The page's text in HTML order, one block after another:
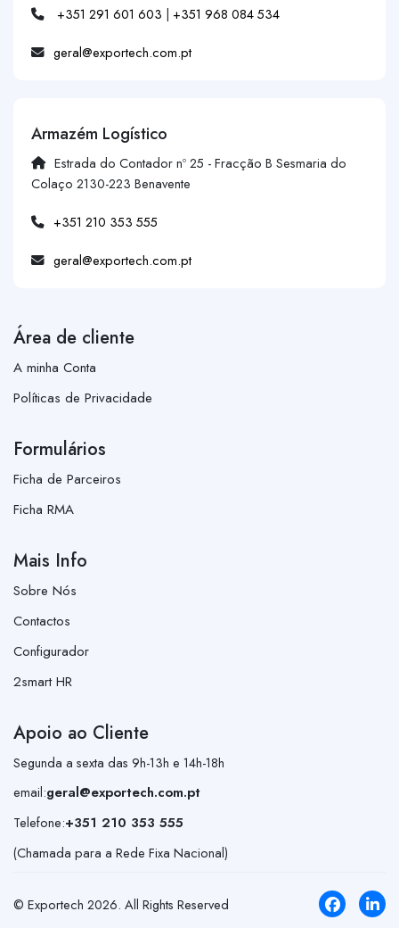
+351 291 601 603 | +351 968 084 534
geral@exportech.com.pt
Armazém Logístico
Estrada do Contador nº 25 - Fracção B Sesmaria do
Colaço 2130-223 Benavente
+351 210 353 555
geral@exportech.com.pt
Área de cliente
A minha Conta
Políticas de Privacidade
Formulários
Ficha de Parceiros
Ficha RMA
Mais Info
Sobre Nós
Contactos
Configurador
2smart HR
Apoio ao Cliente
Segunda a sexta das 9h-13h e 14h-18h
email:geral@exportech.com.pt
Telefone:+351 210 353 555
(Chamada para a Rede Fixa Nacional)
© Exportech 2026. All Rights Reserved